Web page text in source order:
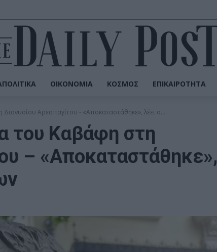
ΟΙΚΟΝΟΜΊΑ ΚΌΣΜΟΣ ΕΠΙΚΑΙΡΌΤΗΤΑ
Αρεοπαγίτου - «Αποκαταστάθηκε», λέει ο...
του Καβάφη στη
– «Αποκαταστάθηκε»,